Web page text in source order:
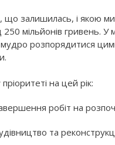
що залишилась, і якою
250 мільйонів гривень.
розпорядитися
на цей рік:
робіт на
та